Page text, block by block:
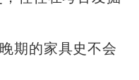
期的家具史不会